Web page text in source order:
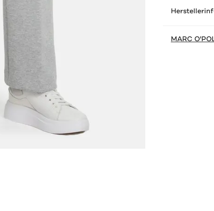
MARC